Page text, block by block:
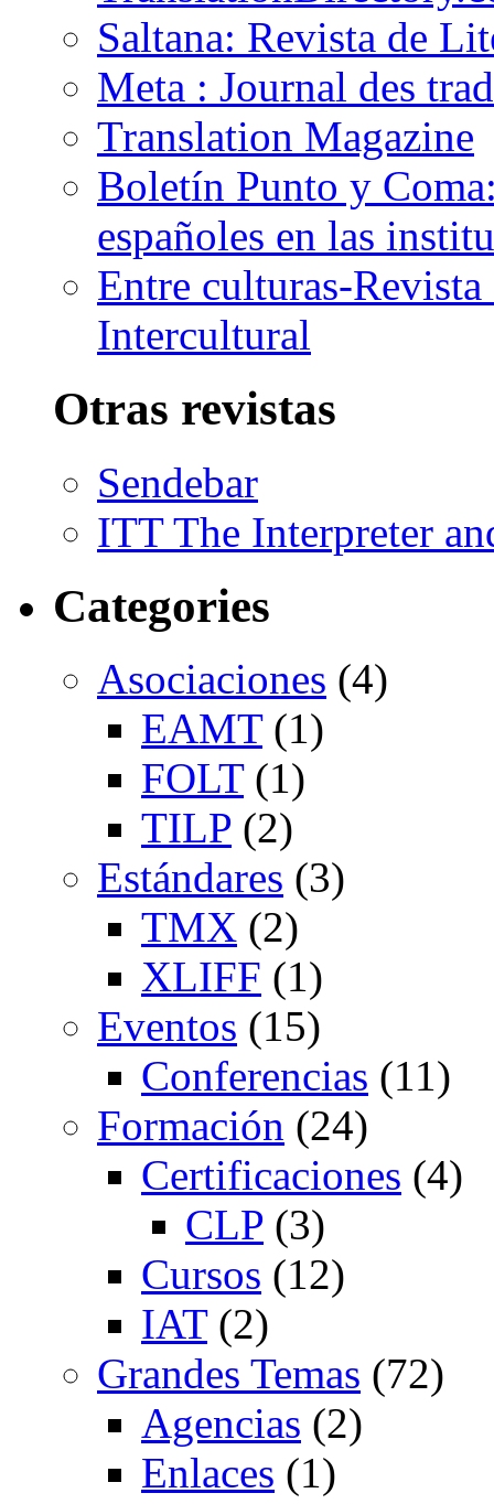
Saltana: Revista de
Meta : Journal des
Translation Magazine
Boletín Punto y
españoles en las
Entre culturas-
Intercultural
Otras revistas
Sendebar
ITT The Interpreter
Categories
Asociaciones (4)
EAMT(1)
FOLT(1)
TILP (2)
Estándares (3)
TMX (2)
XLIFF (1)
Eventos (15)
Conferencias (11)
Formación (24)
Certificaciones (4)
CLP (3)
Cursos (12)
IAT(2)
Grandes Temas (72)
Agencias (2)
Enlaces (1)